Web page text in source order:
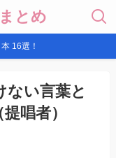
とめ
16選！
ない言葉と
唱者）